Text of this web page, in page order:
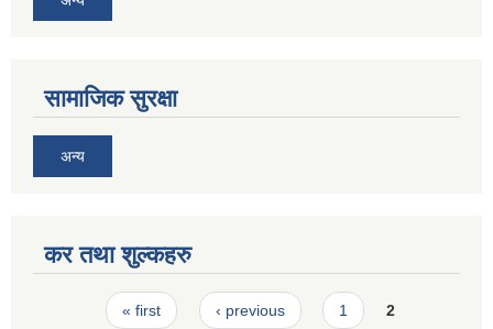
सामाजिक सुरक्षा
अन्य
कर तथा शुल्कहरु
Pages« first ‹ previous 1 2